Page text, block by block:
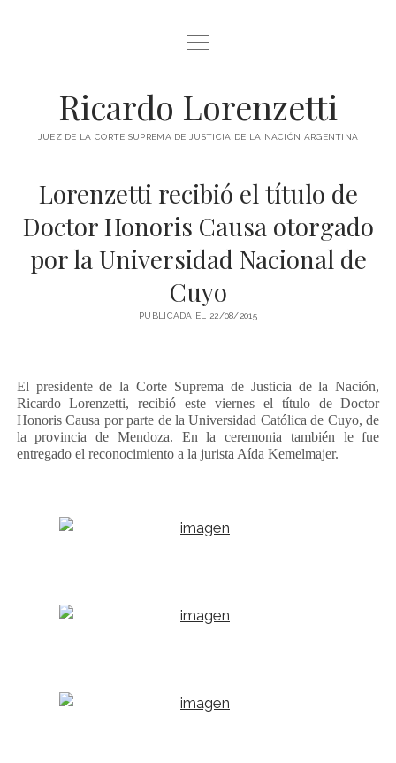
INICIO
LIBROS abrir
menú
LIBROS EN BRASIL
LIBROS EN COLOMBIA
LIBROS EN ESPAÑA
LIBROS EN ESTADOS UNIDOS
LIBROS EN ITALIA
LIBROS EN PANAMÁ
LIBROS EN PARAGUAY
LIBROS EN PERÚ
VIDEOS
PODCAST
youtube
abrir
menú
Ricardo Lorenzetti
JUEZ DE LA CORTE SUPREMA DE JUSTICIA DE LA NACIÓN ARGENTINA
Lorenzetti recibió el título de
Doctor Honoris Causa otorgado
por la Universidad Nacional de
Cuyo
PUBLICADA EL 22/08/2015
El presidente de la Corte Suprema de Justicia de la Nación,
Ricardo Lorenzetti, recibió este viernes el título de Doctor
Honoris Causa por parte de la Universidad Católica de Cuyo, de
la provincia de Mendoza. En la ceremonia también le fue
entregado el reconocimiento a la jurista Aída Kemelmajer.